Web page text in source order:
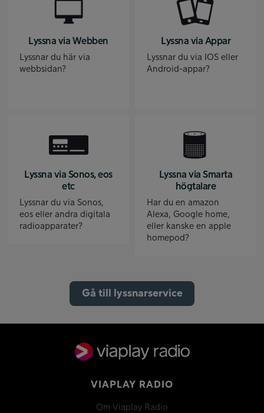
Lyssna via Webben
Lyssnar du här via
webbsidan?
Lyssna via Appar
Lyssnar du via IOS eller
Android-appar?
Lyssna via Sonos, eos
etc
Lyssnar du via Sonos,
eos eller andra digitala
radioapparater?
Lyssna via Smarta
högtalare
Har du en amazon
Alexa, Google home,
eller kanske en apple
homepod?
Gå till lyssnarservice
VIAPLAY RADIO
Om Viaplay Radio